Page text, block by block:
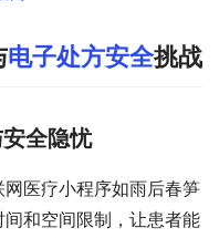
电子处方安全挑战
全隐忧
医疗小程序如雨后春笋
和空间限制，让患者能